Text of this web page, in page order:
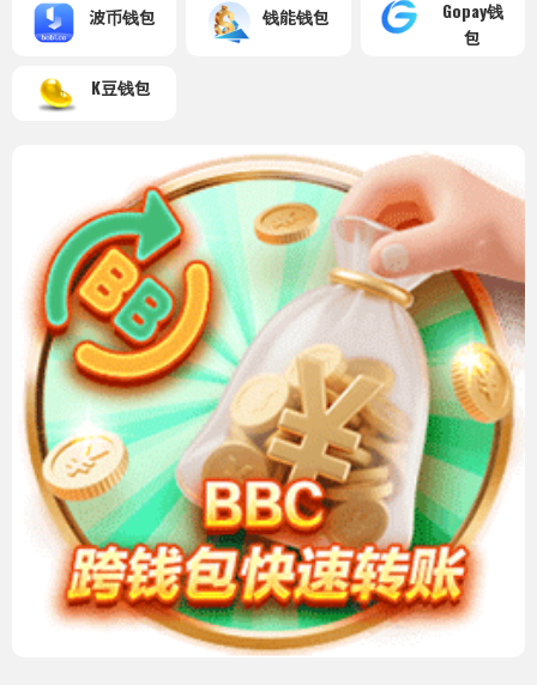
波币钱包 钱能钱包
Gopay钱
包
K豆钱包